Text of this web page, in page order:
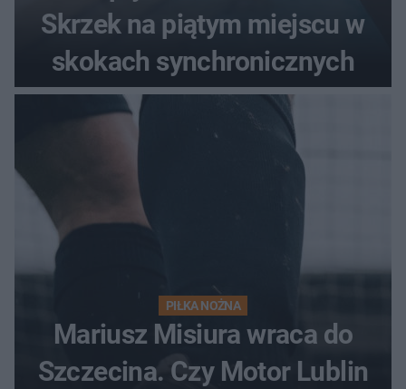
Skrzek na piątym miejscu w
skokach synchronicznych
PIŁKA NOŻNA
Mariusz Misiura wraca do
Szczecina. Czy Motor Lublin